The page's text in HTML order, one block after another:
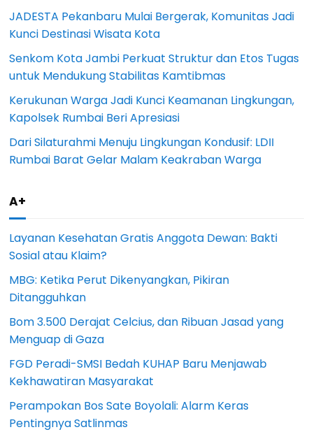
JADESTA Pekanbaru Mulai Bergerak, Komunitas Jadi
Kunci Destinasi Wisata Kota
Senkom Kota Jambi Perkuat Struktur dan Etos Tugas
untuk Mendukung Stabilitas Kamtibmas
Kerukunan Warga Jadi Kunci Keamanan Lingkungan,
Kapolsek Rumbai Beri Apresiasi
Dari Silaturahmi Menuju Lingkungan Kondusif: LDII
Rumbai Barat Gelar Malam Keakraban Warga
A+
Layanan Kesehatan Gratis Anggota Dewan: Bakti
Sosial atau Klaim?
MBG: Ketika Perut Dikenyangkan, Pikiran
Ditangguhkan
Bom 3.500 Derajat Celcius, dan Ribuan Jasad yang
Menguap di Gaza
FGD Peradi-SMSI Bedah KUHAP Baru Menjawab
Kekhawatiran Masyarakat
Perampokan Bos Sate Boyolali: Alarm Keras
Pentingnya Satlinmas